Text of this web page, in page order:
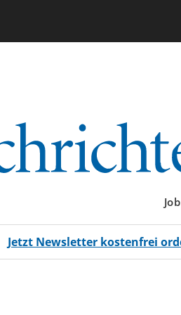
Jetzt Newsletter kostenfrei